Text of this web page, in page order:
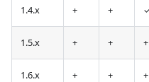
1.4.x + +
1.5.x + + +
1.6.x + + +